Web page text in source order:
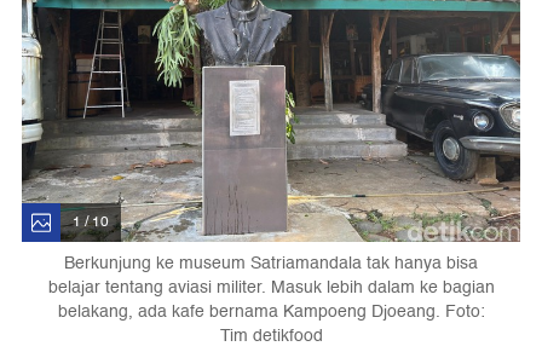
1 / 10
Berkunjung ke museum Satriamandala tak hanya bisa
belajar tentang aviasi militer. Masuk lebih dalam ke bagian
belakang, ada kafe bernama Kampoeng Djoeang. Foto:
Tim detikfood